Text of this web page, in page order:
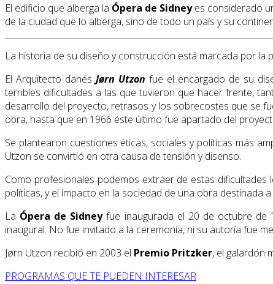
El edificio que alberga la Ópera de Sidneyes considerado
de la ciudad que lo alberga, sino de todo un país y su
La historia de su diseño y construcción está marcada por
El Arquitecto danés Jørn Utzon fue el encargado de su
terribles dificultades a las que tuvieron que hacer frente,
desarrollo del proyecto, retrasos y los sobrecostes que se
obra, hasta que en 1966 éste último fue apartado del
Se plantearon cuestiones éticas, sociales y políticas más
Utzon se convirtió en otra causa de tensión y disenso.
Como profesionales podemos extraer de estas
políticas, y el impacto en la sociedad de una obra destinada
La Ópera de Sidneyfue inaugurada el 20 de octubre de
inaugural. No fue invitado a la ceremonia, ni su autoría fue
Jørn Utzon recibió en 2003 el Premio Pritzker, el galardón
PROGRAMAS QUE TE PUEDEN INTERESAR